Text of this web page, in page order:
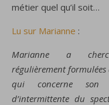
métier quel qu’il soit…
Lu sur Marianne :
Marianne a
régulièrement formulées
qui concerne son
d’intermittente du